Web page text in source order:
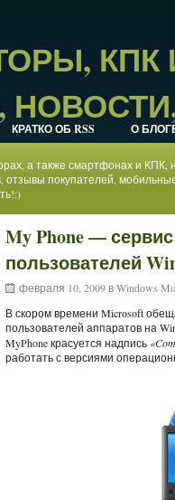
КРАТКО ОБ RSS О
а также смартфонах и
покупателей,
My Phone —
пользователей
февраля 10, 2009 вWindows
В скором времени Microsoft
пользователей аппаратов на
MyPhone красуется надпись
работать с версиями